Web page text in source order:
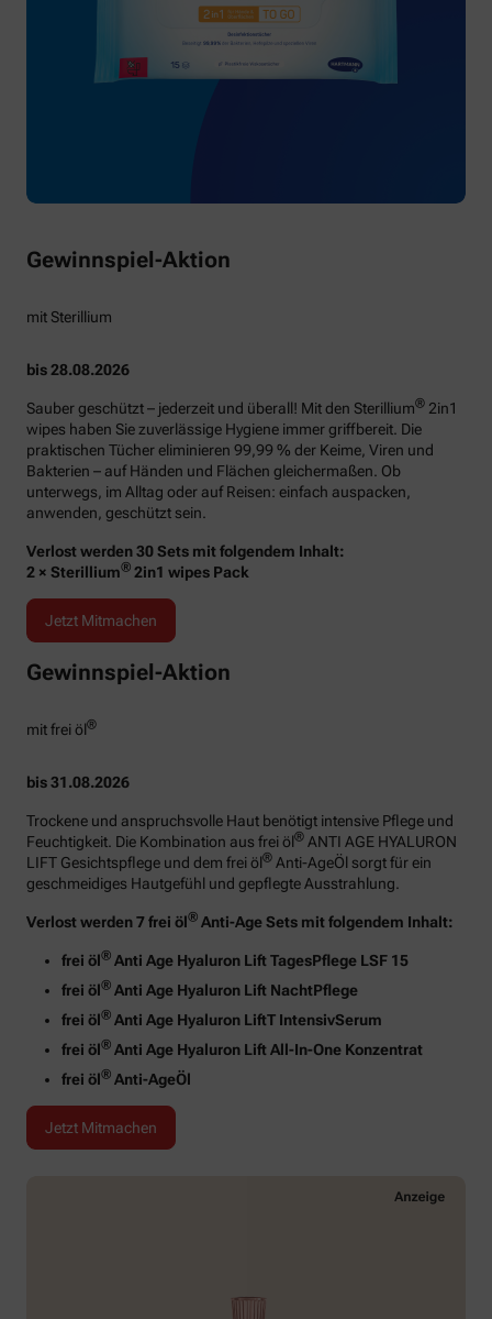
Gewinnspiel-Aktion
mit Sterillium
bis 28.08.2026
Sauber geschützt – jederzeit und überall! Mit den Sterillium® 2in1
wipes haben Sie zuverlässige Hygiene immer griffbereit. Die
praktischen Tücher eliminieren 99,99 % der Keime, Viren und
Bakterien – auf Händen und Flächen gleichermaßen. Ob
unterwegs, im Alltag oder auf Reisen: einfach auspacken,
anwenden, geschützt sein.
Verlost werden 30 Sets mit folgendem Inhalt:
2 × Sterillium® 2in1 wipes Pack
Jetzt Mitmachen
Gewinnspiel-Aktion
mit frei öl®
bis 31.08.2026
Trockene und anspruchsvolle Haut benötigt intensive Pflege und
Feuchtigkeit. Die Kombination aus frei öl® ANTI AGE HYALURON
LIFT Gesichtspflege und dem frei öl® Anti-AgeÖl sorgt für ein
geschmeidiges Hautgefühl und gepflegte Ausstrahlung.
Verlost werden 7 frei öl® Anti-Age Sets mit folgendem Inhalt:
frei öl® Anti Age Hyaluron Lift TagesPflege LSF 15
frei öl® Anti Age Hyaluron Lift NachtPflege
frei öl® Anti Age Hyaluron LiftT IntensivSerum
frei öl® Anti Age Hyaluron Lift All-In-One Konzentrat
frei öl® Anti-AgeÖl
Jetzt Mitmachen